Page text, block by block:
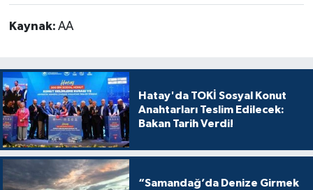
Kaynak: AA
Hatay'da TOKİ Sosyal Konut
Anahtarları Teslim Edilecek:
Bakan Tarih Verdi!
“Samandağ’da Denize Girmek